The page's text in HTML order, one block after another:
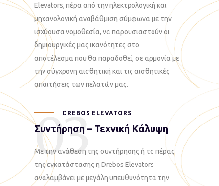
Elevators, πέρα από την ηλεκτρολογική και
μηχανολογική αναβάθμιση σύμφωνα με την
ισχύουσα νομοθεσία, να παρουσιαστούν οι
δημιουργικές μας ικανότητες στο
αποτέλεσμα που θα παραδοθεί, σε αρμονία με
την σύγχρονη αισθητική και τις αισθητικές
απαιτήσεις των πελατών μας.
DREBOS ELEVATORS
Συντήρηση – Τεχνική Κάλυψη
03
Με την ανάθεση της συντήρησης ή το πέρας
της εγκατάστασης η Drebos Elevators
αναλαμβάνει με μεγάλη υπευθυνότητα την